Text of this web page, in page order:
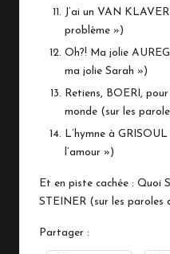
J’ai un VAN
problème »)
Oh?! Ma jolie
ma jolie Sarah »)
Retiens, BOERI,
monde (sur les
L’hymne à
l’amour »)
Et en piste cachée : Quoi
STEINER (sur les paroles
Partager :